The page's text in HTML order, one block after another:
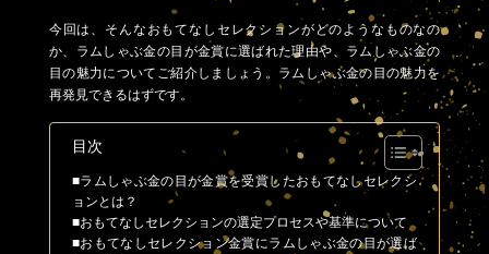
今回は、そんなおもてなしセレクションがどのようなものなの
か、ラムしゃぶ金の目が金賞に選ばれた理由や、ラムしゃぶ金の
目の魅力についてご紹介しましょう。ラムしゃぶ金の目の魅力を
再発見できるはずです。
目次
■ラムしゃぶ金の目が金賞を受賞したおもてなしセレクシ
ョンとは？
■おもてなしセレクションの選定プロセスや基準について
■おもてなしセレクション金賞にラムしゃぶ金の目が選ば